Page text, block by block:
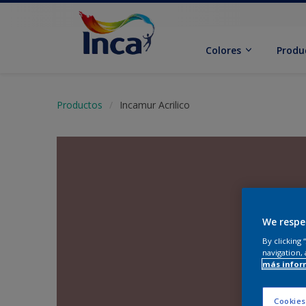
Colores
Productos Incamur Acrilico
We
By clicking
navigation,
más